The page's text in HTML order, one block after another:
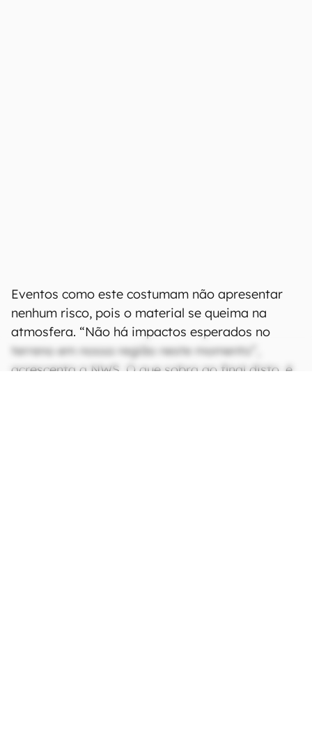
Eventos como este costumam não apresentar
nenhum risco, pois o material se queima na
atmosfera. “Não há impactos esperados no
terreno em nossa região neste momento”,
acrescenta a NWS. O que sobra ao final disto, é